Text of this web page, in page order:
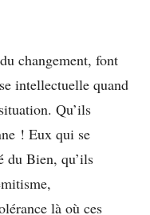
changement, font
intellectuelle quand
Qu’ils
! Eux qui se
du Bien, qu’ils
là où ces